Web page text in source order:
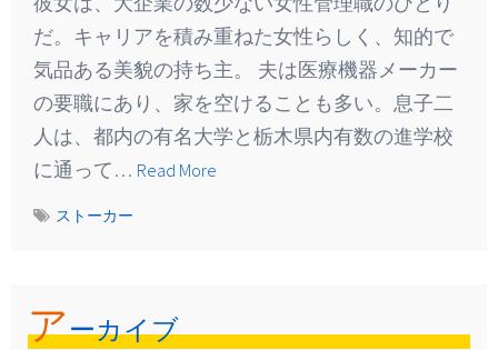
だ。キャリアを積み重ねた女性らしく、知的で
気品ある美貌の持ち主。 夫は医療機器メーカー
の要職にあり、家を空けることも多い。息子二
人は、都内の有名大学と栃木県内有数の進学校
に通って… Read More
ストーカー
アーカイブ